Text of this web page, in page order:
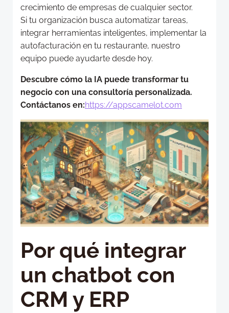
crecimiento de empresas de cualquier sector.
Si tu organización busca automatizar tareas,
integrar herramientas inteligentes, implementar la
autofacturación en tu restaurante, nuestro
equipo puede ayudarte desde hoy.
Descubre cómo la IA puede transformar tu
negocio con una consultoría personalizada.
Contáctanos en:https://appscamelot.com
Por qué integrar
un chatbot con
CRM y ERP